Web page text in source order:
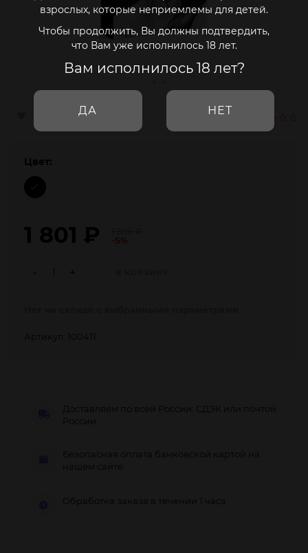
взрослых, которые неприемлемы для детей.
Чтобы продолжить, Вы должны подтвердить,
что Вам уже исполнилось 18 лет.
Вам исполнилось 18 лет?
ДА НЕТ
Цвет:
1 801 ₽
Доставляем по всей России: СДЭК или почтой
Безопасная оплата банковской картой на
нашем сайте.
Обработка заказа в течении 1 часа